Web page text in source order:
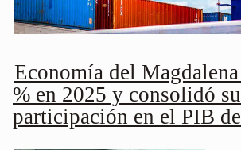
Economía del
% en 2025 y consolidó su
participación en el PIB